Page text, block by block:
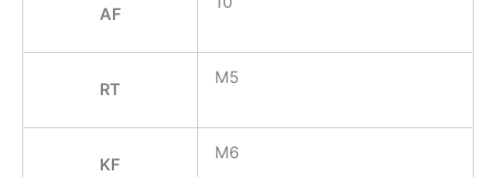
AF
RT
M5
KF
M6